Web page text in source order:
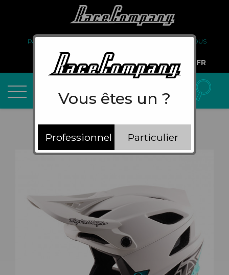
PARTENARIAT
À PROPOS DE NOUS
COMPTE PRO
FR
Vous êtes un ?
Professionnel Particulier